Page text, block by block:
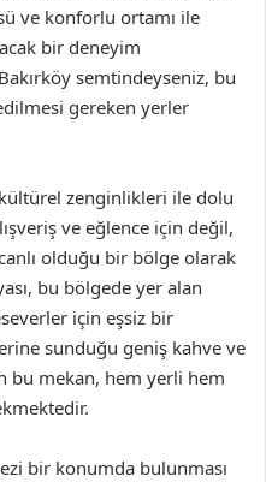
ve konforlu ortamı ile
bir deneyim
semtindeyseniz, bu
gereken yerler
zenginlikleri ile dolu
ve eğlence için değil,
olduğu bir bölge olarak
bu bölgede yer alan
için eşsiz bir
sunduğu geniş kahve ve
bu mekan, hem yerli hem
bir konumda bulunması